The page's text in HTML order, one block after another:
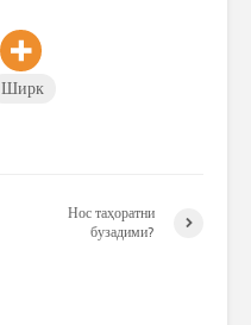
Ширк
Нос таҳоратни
бузадими?